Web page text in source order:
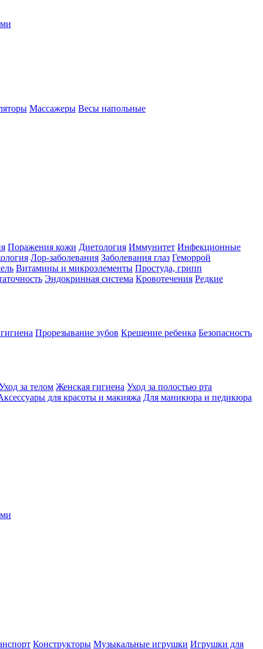
Массажеры Весы напольные
Поражения кожи Диетология Иммунитет Инфекционные
Лор-заболевания Заболевания глаз Геморрой
Витамины и микроэлементы Простуда, грипп
Эндокринная система Кровотечения Редкие
Прорезывание зубов Крещение ребенка Безопасность
за телом Женская гигиена Уход за полостью рта
для красоты и макияжа Для маникюра и педикюра
Конструкторы Музыкальные игрушки Игрушки для